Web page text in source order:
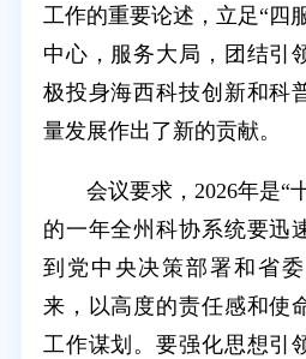
工作的重要论述，立足“四
中心，服务大局，团结引
极投身海西科技创新和科
量发展作出了新的贡献。
会议要求，2026年是“
的一年全州科协系统要迅
到党中央决策部署和省
来，以高度的责任感和使
工作谋划。要强化思想引